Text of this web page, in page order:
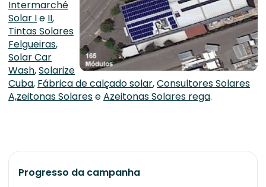
Intermarché
Solar Ie II,
Tintas Solares
Felgueiras,
Solar Car
Wash,Solarize
Cuba, Fábrica de calçado solar,Consultores Solares
A,zeitonas SolareseAzeitonas Solares rega.
Progresso da campanha